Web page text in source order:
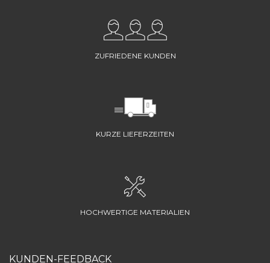
ZUFRIEDENE KUNDEN
KURZE LIEFERZEITEN
HOCHWERTIGE MATERIALIEN
KUNDEN-FEEDBACK